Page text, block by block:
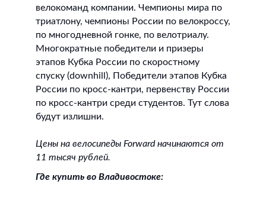
велокоманд компании. Чемпионы мира по
триатлону, чемпионы России по велокроссу,
по многодневной гонке, по велотриалу.
Многократные победители и призеры
этапов Кубка России по скоростному
спуску (downhill), Победители этапов Кубка
России по кросс-кантри, первенству России
по кросс-кантри среди студентов. Тут слова
будут излишни.
Цены на велосипеды Forward начинаются от
11 тысяч рублей.
Где купить во Владивостоке: